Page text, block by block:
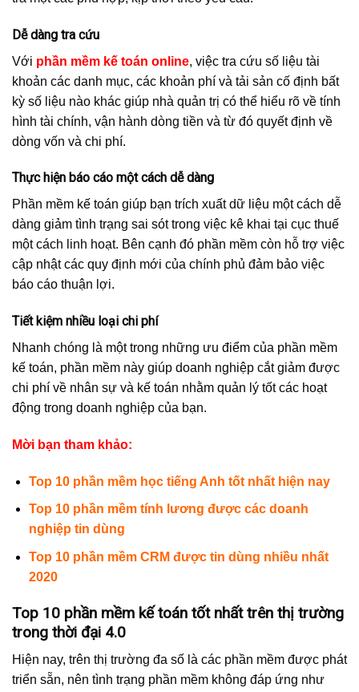
Dễ dàng tra cứu
Với phần mềm kế toán online, việc tra cứu số liệu tài
khoản các danh mục, các khoản phí và tải sản cố định bất
kỳ số liệu nào khác giúp nhà quản trị có thể hiểu rõ về tính
hình tài chính, vận hành dòng tiền và từ đó quyết định về
dòng vốn và chi phí.
Thực hiện báo cáo một cách dễ dàng
Phần mềm kế toán giúp bạn trích xuất dữ liệu một cách dễ
dàng giảm tình trạng sai sót trong việc kê khai tại cục thuế
một cách linh hoạt. Bên cạnh đó phần mềm còn hỗ trợ việc
cập nhật các quy định mới của chính phủ đảm bảo việc
báo cáo thuận lợi.
Tiết kiệm nhiều loại chi phí
Nhanh chóng là một trong những ưu điểm của phần mềm
kế toán, phần mềm này giúp doanh nghiệp cắt giảm được
chi phí về nhân sự và kế toán nhằm quản lý tốt các hoạt
động trong doanh nghiệp của bạn.
Mời bạn tham khảo:
Top 10 phần mềm học tiếng Anh tốt nhất hiện nay
Top 10 phần mềm tính lương được các doanh
nghiệp tin dùng
Top 10 phần mềm CRM được tin dùng nhiều nhất
2020
Top 10 phần mềm kế toán tốt nhất trên thị trường
trong thời đại 4.0
Hiện nay, trên thị trường đa số là các phần mềm được phát
triển sẵn, nên tình trạng phần mềm không đáp ứng như